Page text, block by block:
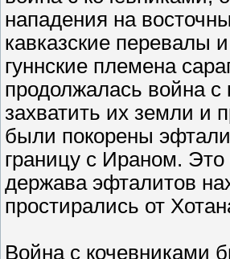
нападения на
кавказские перевалы
гуннские племена
продолжалась война с
захватить их земли и
были покорены
границу с Ираном.
держава эфталитов
простирались от
Война с кочевниками